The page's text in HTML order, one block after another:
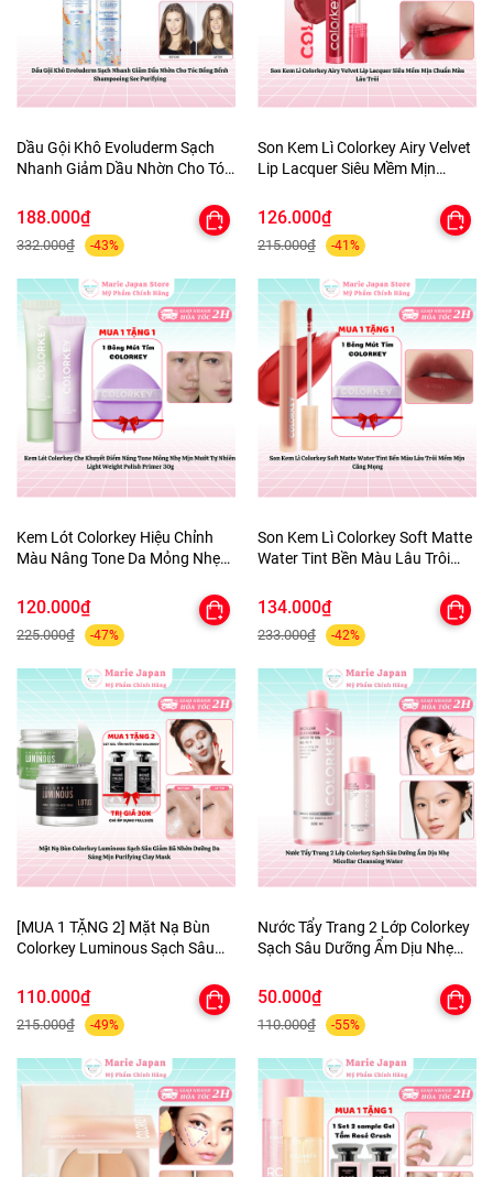
Dầu Gội Khô Evoluderm Sạch
Nhanh Giảm Dầu Nhờn Cho Tóc
Purifying
188.000₫
332.000₫ -43%
Son Kem Lì Colorkey Airy Velvet
Lip Lacquer Siêu Mềm Mịn
126.000₫
215.000₫ -41%
Kem Lót Colorkey Hiệu Chỉnh
Màu Nâng Tone Da Mỏng Nhẹ
Primer 30g - TẶNG 1 BÔNG MÚT
120.000₫
225.000₫ -47%
Son Kem Lì Colorkey Soft Matte
Water Tint Bền Màu Lâu Trôi
MÚT TÍM
134.000₫
233.000₫ -42%
[MUA 1 TẶNG 2] Mặt Nạ Bùn
Colorkey Luminous Sạch Sâu
Mịn Purifying Clay Mask - TẶNG
SET SAMPLE 2 GEL TẮM
110.000₫
215.000₫ -49%
Nước Tẩy Trang 2 Lớp Colorkey
Sạch Sâu Dưỡng Ẩm Dịu Nhẹ
50.000₫
110.000₫ -55%